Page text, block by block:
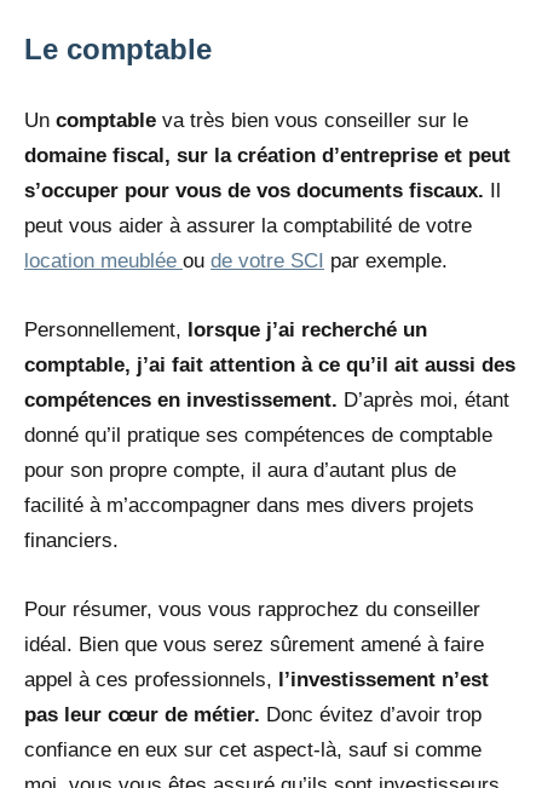
Le comptable
Un comptable va très bien vous conseiller sur le
domaine fiscal, sur la création d’entreprise et peut
s’occuper pour vous de vos documents fiscaux.
peut vous aider à assurer la comptabilité de votre
location meublée ou de votre SCI par exemple.
Personnellement, lorsque j’ai recherché un
comptable, j’ai fait attention à ce qu’il ait aussi des
compétences en investissement. D’après moi, étant
donné qu’il pratique ses compétences de comptable
pour son propre compte, il aura d’autant plus de
facilité à m’accompagner dans mes divers projets
financiers.
Pour résumer, vous vous rapprochez du conseiller
idéal. Bien que vous serez sûrement amené à faire
appel à ces professionnels,
l’investissement n’est
pas leur cœur de métier. Donc évitez d’avoir trop
confiance en eux sur cet aspect-là, sauf si comme